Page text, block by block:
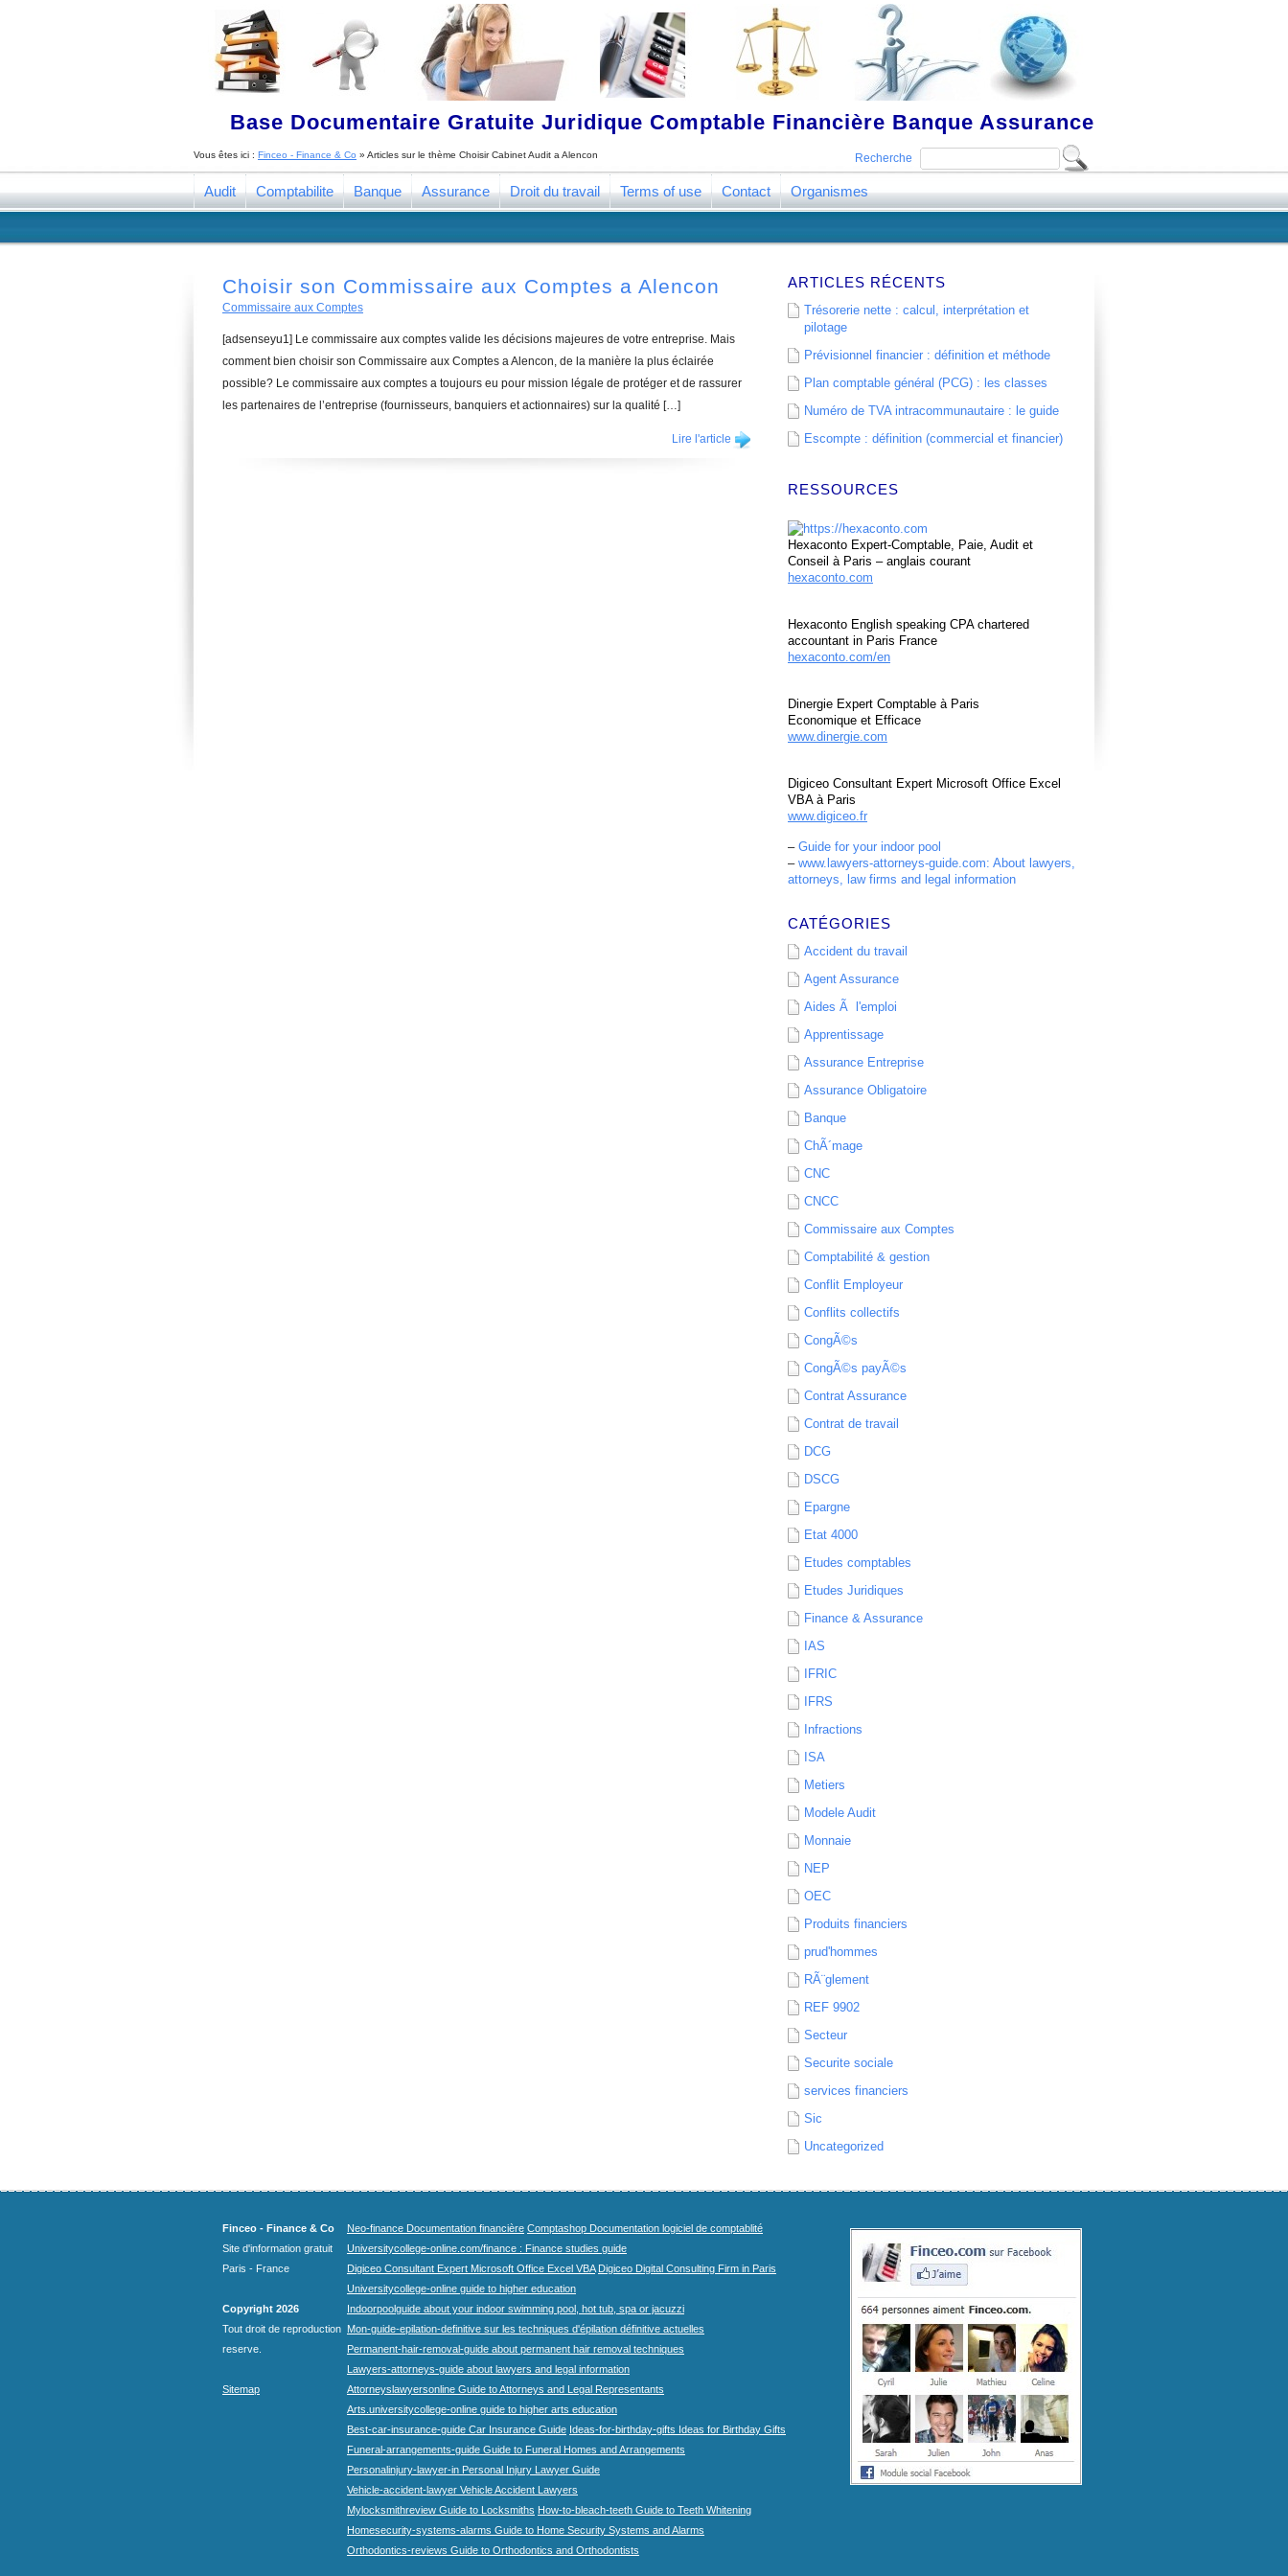
Base Documentaire Gratuite Juridique Comptable Financière Banque Assurance
Recherche
Vous êtes ici : Finceo - Finance & Co » Articles sur le thème Choisir Cabinet Audit a Alencon
Audit Comptabilite Banque Assurance Droit du travail Terms of use Contact Organismes
Choisir son Commissaire aux Comptes a Alencon
Commissaire aux Comptes
[adsenseyu1] Le commissaire aux comptes valide les décisions majeures de votre entreprise. Mais
comment bien choisir son Commissaire aux Comptes a Alencon, de la manière la plus éclairée
possible? Le commissaire aux comptes a toujours eu pour mission légale de protéger et de rassurer
les partenaires de l’entreprise (fournisseurs, banquiers et actionnaires) sur la qualité […]
Lire l'article
ARTICLES RÉCENTS
Trésorerie nette : calcul, interprétation et
pilotage
Prévisionnel financier : définition et méthode
Plan comptable général (PCG) : les classes
Numéro de TVA intracommunautaire : le guide
Escompte : définition (commercial et financier)
RESSOURCES
Hexaconto Expert-Comptable, Paie, Audit et
Conseil à Paris – anglais courant
hexaconto.com
Hexaconto English speaking CPA chartered
accountant in Paris France
hexaconto.com/en
Dinergie Expert Comptable à Paris
Economique et Efficace
www.dinergie.com
Digiceo Consultant Expert Microsoft Office Excel
VBA à Paris
www.digiceo.fr
– Guide for your indoor pool
– www.lawyers-attorneys-guide.com: About lawyers,
attorneys, law firms and legal information
CATÉGORIES
Accident du travail
Agent Assurance
Aides Ã l'emploi
Apprentissage
Assurance Entreprise
Assurance Obligatoire
Banque
ChÃ´mage
CNC
CNCC
Commissaire aux Comptes
Comptabilité & gestion
Conflit Employeur
Conflits collectifs
CongÃ©s
CongÃ©s payÃ©s
Contrat Assurance
Contrat de travail
DCG
DSCG
Epargne
Etat 4000
Etudes comptables
Etudes Juridiques
Finance & Assurance
IAS
IFRIC
IFRS
Infractions
ISA
Metiers
Modele Audit
Monnaie
NEP
OEC
Produits financiers
prud'hommes
RÃ¨glement
REF 9902
Secteur
Securite sociale
services financiers
Sic
Uncategorized
Finceo - Finance & Co
Site d'information gratuit
Paris - France
Copyright 2026
Tout droit de reproduction
reserve.
Sitemap
Neo-finance Documentation financière Comptashop Documentation logiciel de comptablité
Universitycollege-online.com/finance : Finance studies guide
Digiceo Consultant Expert Microsoft Office Excel VBA Digiceo Digital Consulting Firm in Paris
Universitycollege-online guide to higher education
Indoorpoolguide about your indoor swimming pool, hot tub, spa or jacuzzi
Mon-guide-epilation-definitive sur les techniques d'épilation définitive actuelles
Permanent-hair-removal-guide about permanent hair removal techniques
Lawyers-attorneys-guide about lawyers and legal information
Attorneyslawyersonline Guide to Attorneys and Legal Representants
Arts.universitycollege-online guide to higher arts education
Best-car-insurance-guide Car Insurance Guide Ideas-for-birthday-gifts Ideas for Birthday Gifts
Funeral-arrangements-guide Guide to Funeral Homes and Arrangements
Personalinjury-lawyer-in Personal Injury Lawyer Guide
Vehicle-accident-lawyer Vehicle Accident Lawyers
Mylocksmithreview Guide to Locksmiths How-to-bleach-teeth Guide to Teeth Whitening
Homesecurity-systems-alarms Guide to Home Security Systems and Alarms
Orthodontics-reviews Guide to Orthodontics and Orthodontists